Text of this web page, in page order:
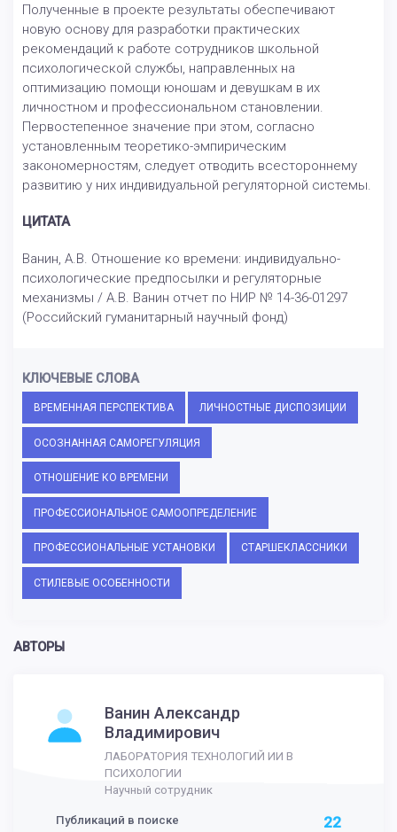
Полученные в проекте результаты обеспечивают
новую основу для разработки практических
рекомендаций к работе сотрудников школьной
психологической службы, направленных на
оптимизацию помощи юношам и девушкам в их
личностном и профессиональном становлении.
Первостепенное значение при этом, согласно
установленным теоретико-эмпирическим
закономерностям, следует отводить всестороннему
развитию у них индивидуальной регуляторной системы.
ЦИТАТА
Ванин, А.В. Отношение ко времени: индивидуально-
психологические предпосылки и регуляторные
механизмы / А.В. Ванин отчет по НИР № 14-36-01297
(Российский гуманитарный научный фонд)
КЛЮЧЕВЫЕ СЛОВА
ВРЕМЕННАЯ ПЕРСПЕКТИВА ЛИЧНОСТНЫЕ ДИСПОЗИЦИИ
ОСОЗНАННАЯ САМОРЕГУЛЯЦИЯ
ОТНОШЕНИЕ КО ВРЕМЕНИ
ПРОФЕССИОНАЛЬНОЕ САМООПРЕДЕЛЕНИЕ
ПРОФЕССИОНАЛЬНЫЕ УСТАНОВКИ СТАРШЕКЛАССНИКИ
СТИЛЕВЫЕ ОСОБЕННОСТИ
АВТОРЫ
Ванин Александр
Владимирович
ЛАБОРАТОРИЯ ТЕХНОЛОГИЙ ИИ В
ПСИХОЛОГИИ
Научный сотрудник
Публикаций в поиске 22